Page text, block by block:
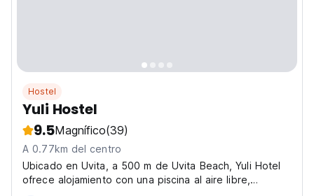
Hostel
Yuli Hostel
9.5Magnífico(39)
A 0.77km del centro
Ubicado en Uvita, a 500 m de Uvita Beach, Yuli Hotel
ofrece alojamiento con una piscina al aire libre,